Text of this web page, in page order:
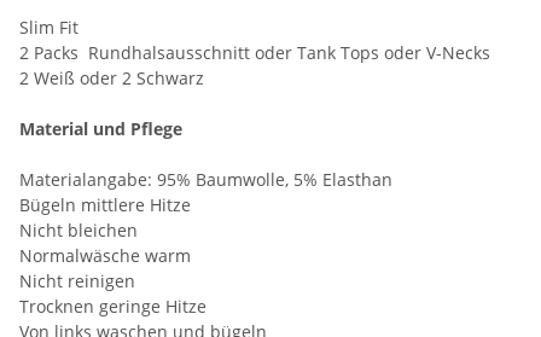
Slim Fit
2 Packs Rundhalsausschnitt oder Tank Tops oder V-Necks
2 Weiß oder 2 Schwarz
Material und Pflege
Materialangabe: 95% Baumwolle, 5% Elasthan
Bügeln mittlere Hitze
Nicht bleichen
Normalwäsche warm
Nicht reinigen
Trocknen geringe Hitze
Von links waschen und bügeln